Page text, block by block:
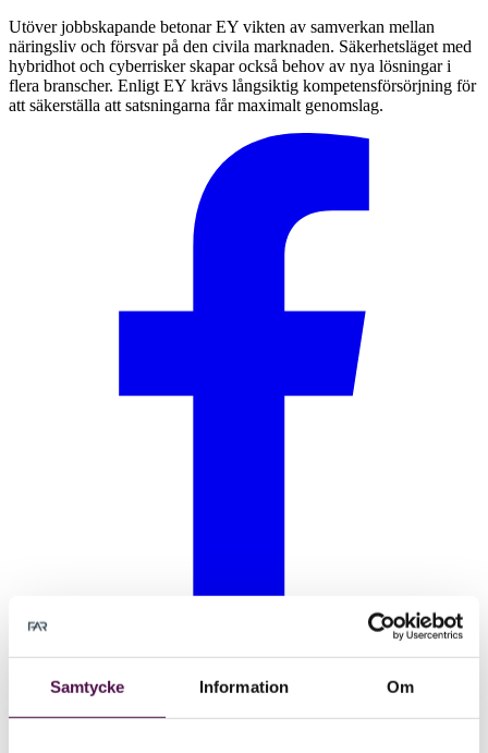
Samtycke Information Om
Utöver jobbskapande betonar EY vikten av samverkan mellan
näringsliv och försvar på den civila marknaden. Säkerhetsläget med
hybridhot och cyberrisker skapar också behov av nya lösningar i
flera branscher. Enligt EY krävs långsiktig kompetensförsörjning för
att säkerställa att satsningarna får maximalt genomslag.